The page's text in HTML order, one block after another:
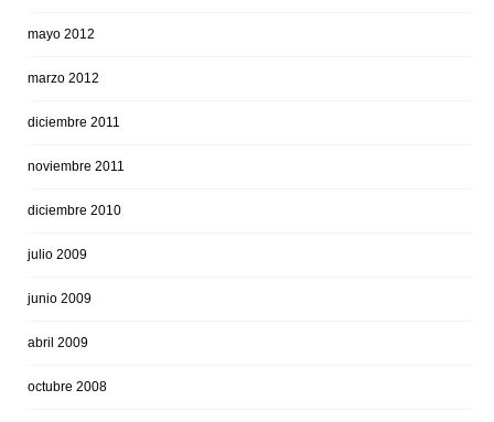
mayo 2012
marzo 2012
diciembre 2011
noviembre 2011
diciembre 2010
julio 2009
junio 2009
abril 2009
octubre 2008